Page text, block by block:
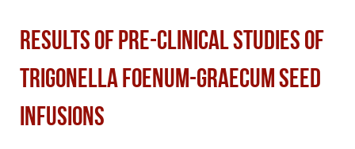
RESULTS OF PRE-CLINICAL STUDIES OF
TRIGONELLA FOENUM-GRAECUM SEED
INFUSIONS